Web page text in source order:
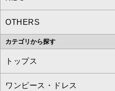
MK MICHEL KLEIN
OFUON le MK
MICHEL KLEIN HOMME
MK MICHEL KLEIN HOMME
a.v.v
OTHERS
MK MICHEL KLEIN BAG
カテゴリから探す
トップス
すべてのトップス
ワンピース・ドレス